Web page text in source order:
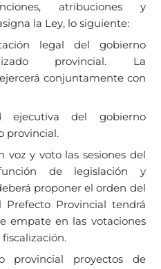
atribuciones y
la Ley, lo siguiente:
legal del gobierno
provincial. La
conjuntamente con
ejecutiva del gobierno
provincial.
voz y voto las sesiones del
de legislación y
proponer el orden del
Provincial tendrá
empate en las votaciones
provincial proyectos de